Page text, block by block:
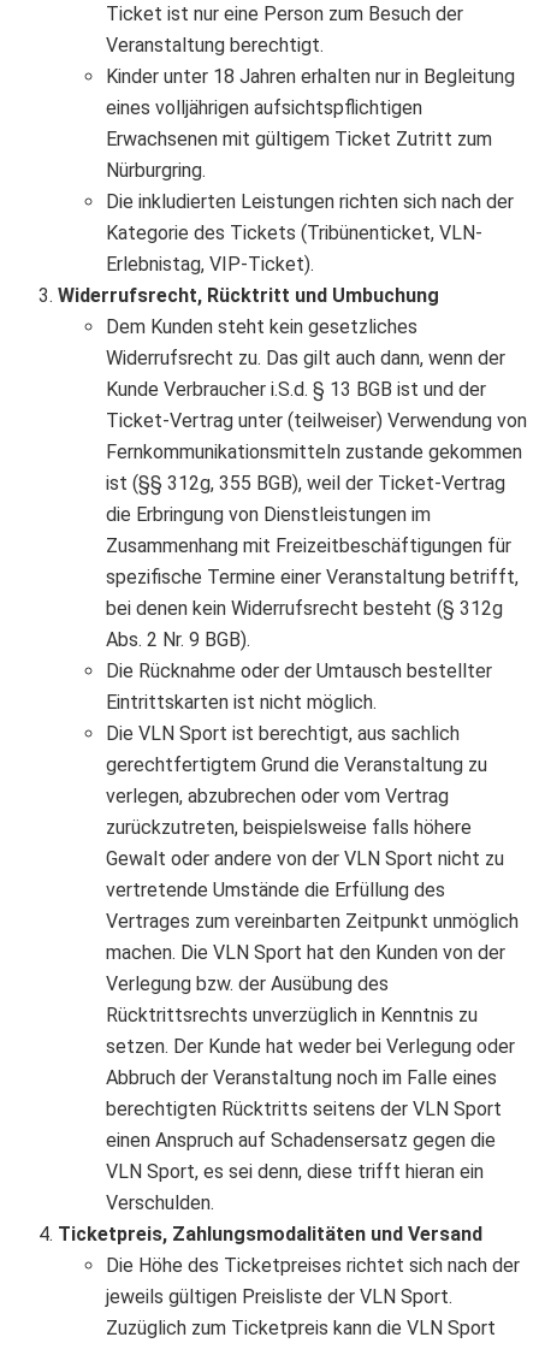
Ticket ist nur eine Person zum Besuch der
Veranstaltung berechtigt.
Kinder unter 18 Jahren erhalten nur in Begleitung
eines volljährigen aufsichtspflichtigen
Erwachsenen mit gültigem Ticket Zutritt zum
Nürburgring.
Die inkludierten Leistungen richten sich nach der
Kategorie des Tickets (Tribünenticket, VLN-
Erlebnistag, VIP-Ticket).
Widerrufsrecht, Rücktritt und Umbuchung
Dem Kunden steht kein gesetzliches
Widerrufsrecht zu. Das gilt auch dann, wenn der
Kunde Verbraucher i.S.d. § 13 BGB ist und der
Ticket-Vertrag unter (teilweiser) Verwendung von
Fernkommunikationsmitteln zustande gekommen
ist (§§ 312g, 355 BGB), weil der Ticket-Vertrag
die Erbringung von Dienstleistungen im
Zusammenhang mit Freizeitbeschäftigungen für
spezifische Termine einer Veranstaltung betrifft,
bei denen kein Widerrufsrecht besteht (§ 312g
Abs. 2 Nr. 9 BGB).
Die Rücknahme oder der Umtausch bestellter
Eintrittskarten ist nicht möglich.
Die VLN Sport ist berechtigt, aus sachlich
gerechtfertigtem Grund die Veranstaltung zu
verlegen, abzubrechen oder vom Vertrag
zurückzutreten, beispielsweise falls höhere
Gewalt oder andere von der VLN Sport nicht zu
vertretende Umstände die Erfüllung des
Vertrages zum vereinbarten Zeitpunkt unmöglich
machen. Die VLN Sport hat den Kunden von der
Verlegung bzw. der Ausübung des
Rücktrittsrechts unverzüglich in Kenntnis zu
setzen. Der Kunde hat weder bei Verlegung oder
Abbruch der Veranstaltung noch im Falle eines
berechtigten Rücktritts seitens der VLN Sport
einen Anspruch auf Schadensersatz gegen die
VLN Sport, es sei denn, diese trifft hieran ein
Verschulden.
Ticketpreis, Zahlungsmodalitäten und Versand
Die Höhe des Ticketpreises richtet sich nach der
jeweils gültigen Preisliste der VLN Sport.
Zuzüglich zum Ticketpreis kann die VLN Sport